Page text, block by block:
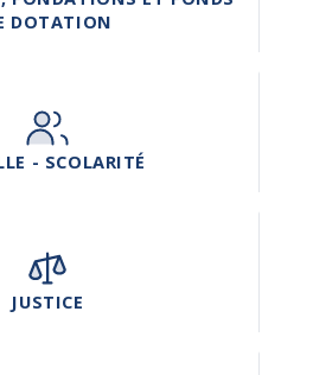
DOTATION
- SCOLARITÉ
JUSTICE